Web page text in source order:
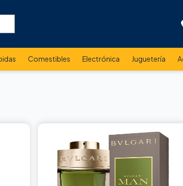
Comestibles Electrónica Juguetería